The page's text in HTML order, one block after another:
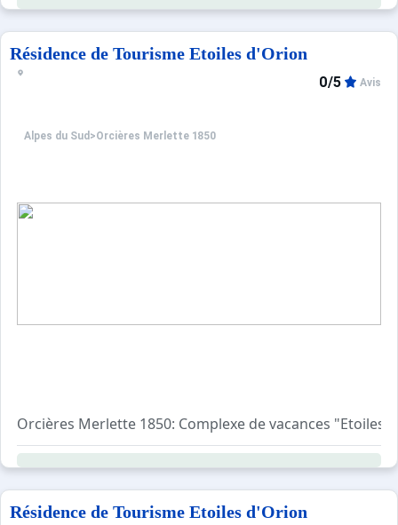
Loggia - vue montagnes - Expo sud
Cuisine équipée : (lave vaisselle, four, micro-ondes..)
Chambre 1 : 1 lit double
Séjour : 1 BZ , TV
Emplacement de parking privé
Appartement lumineux, calme et bien équipé
Résidence de Tourisme Etoiles d'Orion
Alpes du Sud >Orcières Merlette 1850
0/5 Avis
Orcières Merlette 1850: Complexe de vacances
Résidence de Tourisme Etoiles d'Orion